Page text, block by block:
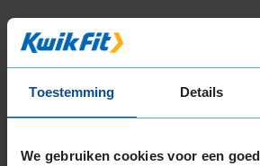
Toestemming Details
We gebruiken cookies voor een
Montage Veilig &